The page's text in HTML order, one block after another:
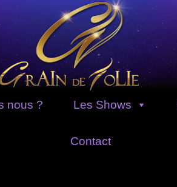
nous ? Les Shows
Contact